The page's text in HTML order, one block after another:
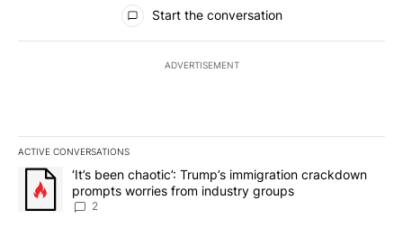
Start the conversation
ADVERTISEMENT
ACTIVE CONVERSATIONS
The following is a list of the most commented articles in the last
A trending article titled "‘It’s been chaotic’: Trump’s
‘It’s been chaotic’: Trump’s immigration crackdown
prompts worries from industry groups
2